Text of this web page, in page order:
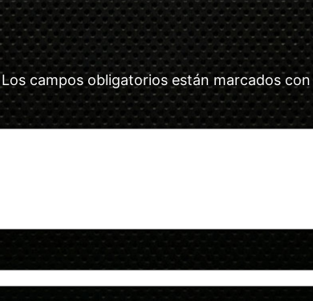
Los campos obligatorios están marcados